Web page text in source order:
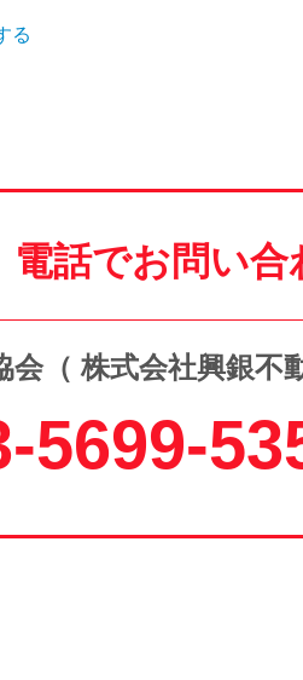
電話でお問い合
会（ 株式会社興銀不
5699-